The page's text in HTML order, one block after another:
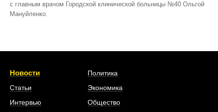
с главным врачом Городской клинической больницы №40 Ольгой
Мануйленко.
Новости
Статьи
Интервью
Политика
Экономика
Общество